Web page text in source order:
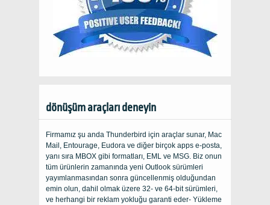
dönüşüm araçları deneyin
Firmamız şu anda Thunderbird için araçlar sunar, Mac
Mail, Entourage, Eudora ve diğer birçok apps e-posta,
yanı sıra MBOX gibi formatları, EML ve MSG. Biz onun
tüm ürünlerin zamanında yeni Outlook sürümleri
yayımlanmasından sonra güncellenmiş olduğundan
emin olun, dahil olmak üzere 32- ve 64-bit sürümleri,
ve herhangi bir reklam yokluğu garanti eder- Yükleme